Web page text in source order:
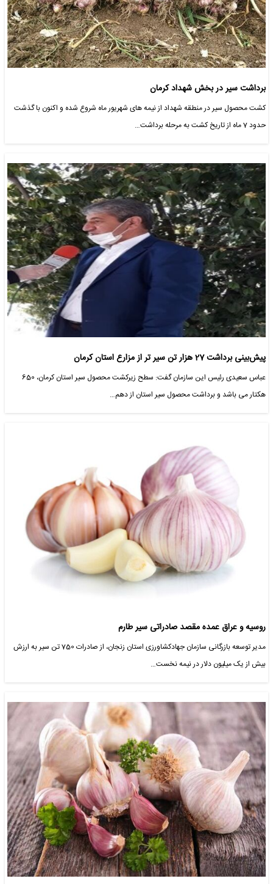
برداشت سیر در بخش شهداد کرمان
کشت محصول سیر در منطقه شهداد از نیمه های شهریور ماه شروع شده و اکنون با گذشت
حدود 7 ماه از تاریخ کشت به مرحله برداشت…
پیش‌بینی برداشت 27 هزار تن سیر تر از مزارع استان کرمان
عباس سعیدی رئیس این سازمان گفت: سطح زیرکشت محصول سیر استان کرمان، 650
هکتار می باشد و برداشت محصول سیر استان از دهم…
روسیه و عراق عمده مقصد صادراتی سیر طارم
مدیر توسعه بازرگانی سازمان جهادکشاورزی استان زنجان، از صادرات 750 تن سیر به ارزش
بیش از یک میلیون دلار در نیمه نخست…